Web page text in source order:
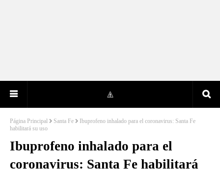
Página Principal Santa Fe
Ibuprofeno inhalado para el coronavirus: Santa Fe
habilitará su uso
Ibuprofeno inhalado para el
coronavirus: Santa Fe habilitará